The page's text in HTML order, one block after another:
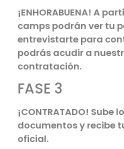
¡ENHORABUENA! A
camps podrán ver tu
entrevistarte para
podrás acudir a
contratación.
FASE 3
¡CONTRATADO! Sube
documentos y recibe
oficial.